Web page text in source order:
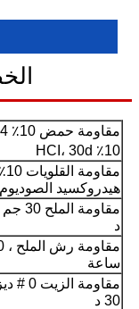
مقاومة حمض 10٪ H
10٪ HCI، 30d
مقاومة القلويات 10٪
هيدروكسيد الصوديوم ،
د
ساعة
مقاومة
30 د